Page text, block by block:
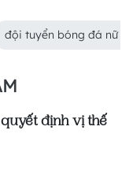
đội tuyển bóng đá nữ
định vị thế